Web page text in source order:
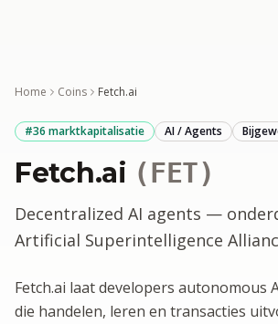
Home Coins Fetch.ai
#36 marktkapitalisatie AI / Agents
Fetch.ai (FET)
Decentralized AI agents —
Artificial Superintelligence
Fetch.ai laat developers autonomous
die handelen, leren en transacties